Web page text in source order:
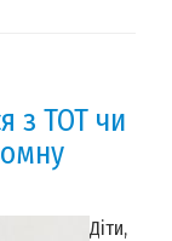
з ТОТ чи
Діти,